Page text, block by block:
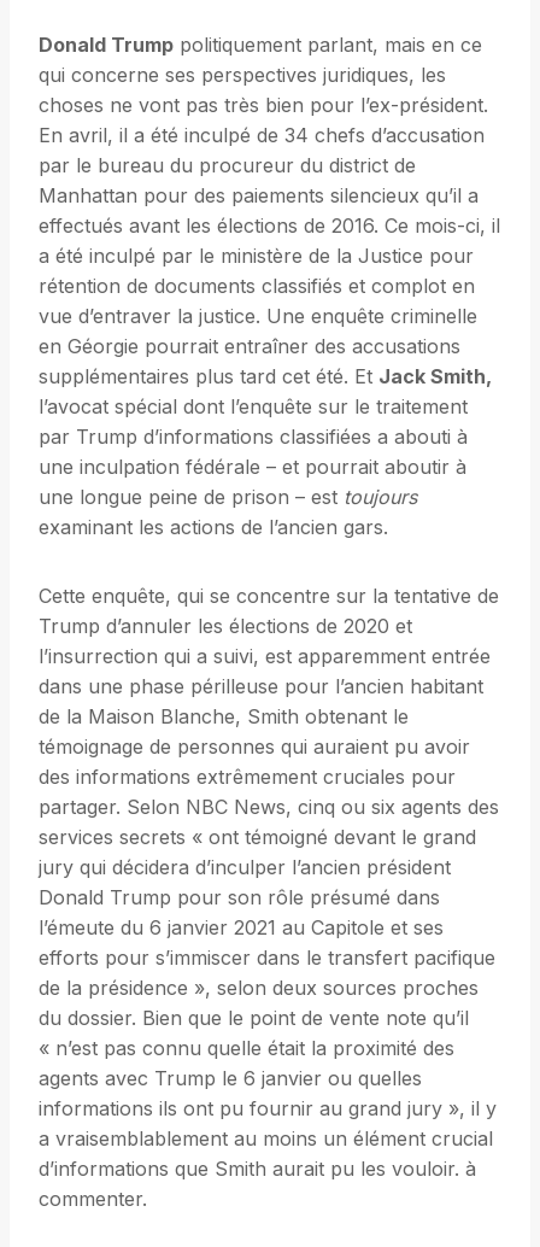
Donald Trump politiquement parlant, mais en ce
qui concerne ses perspectives juridiques, les
choses ne vont pas très bien pour l’ex-président.
En avril, il a été inculpé de 34 chefs d’accusation
par le bureau du procureur du district de
Manhattan pour des paiements silencieux qu’il a
effectués avant les élections de 2016. Ce mois-ci, il
a été inculpé par le ministère de la Justice pour
rétention de documents classifiés et complot en
vue d’entraver la justice. Une enquête criminelle
en Géorgie pourrait entraîner des accusations
supplémentaires plus tard cet été. Et Jack Smith,
l’avocat spécial dont l’enquête sur le traitement
par Trump d’informations classifiées a abouti à
une inculpation fédérale – et pourrait aboutir à
une longue peine de prison – est toujours
examinant les actions de l’ancien gars.
Cette enquête, qui se concentre sur la tentative de
Trump d’annuler les élections de 2020 et
l’insurrection qui a suivi, est apparemment entrée
dans une phase périlleuse pour l’ancien habitant
de la Maison Blanche, Smith obtenant le
témoignage de personnes qui auraient pu avoir
des informations extrêmement cruciales pour
partager. Selon NBC News, cinq ou six agents des
services secrets « ont témoigné devant le grand
jury qui décidera d’inculper l’ancien président
Donald Trump pour son rôle présumé dans
l’émeute du 6 janvier 2021 au Capitole et ses
efforts pour s’immiscer dans le transfert pacifique
de la présidence », selon deux sources proches
du dossier. Bien que le point de vente note qu’il
« n’est pas connu quelle était la proximité des
agents avec Trump le 6 janvier ou quelles
informations ils ont pu fournir au grand jury », il y
a vraisemblablement au moins un élément crucial
d’informations que Smith aurait pu les vouloir. à
commenter.